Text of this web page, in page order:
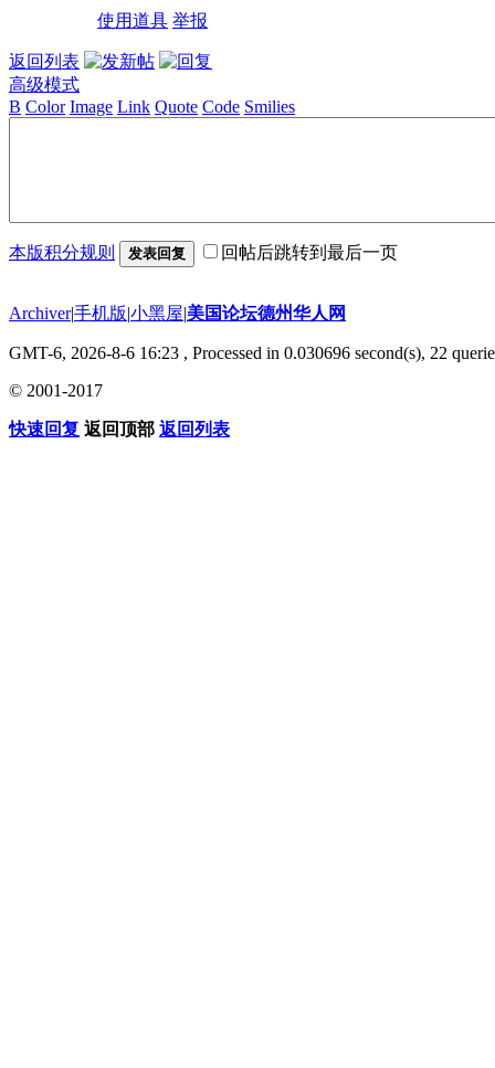
使用道具 举报
返回列表
高级模式
B Color Image Link Quote Code Smilies
本版积分规则 发表回复 回帖后跳转到最后一页
Archiver|手机版|小黑屋|美国论坛德州华人网
GMT-6, 2026-8-6 16:23 , Processed in 0.030696 second(s), 22
© 2001-2017
快速回复 返回顶部 返回列表